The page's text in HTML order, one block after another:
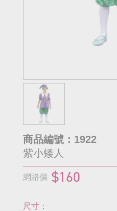
商品編號：1922
紫小矮人
網路價 $160
尺寸：